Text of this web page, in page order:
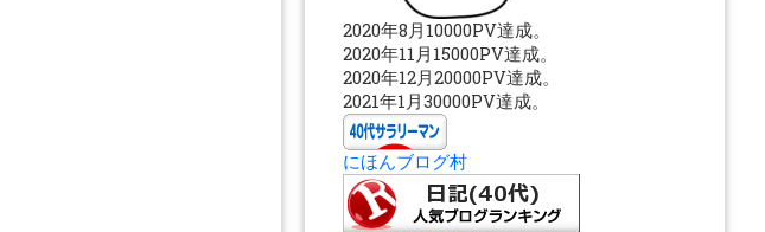
2020年8月10000PV達成。
2020年11月15000PV達成。
2020年12月20000PV達成。
2021年1月30000PV達成。
にほんブログ村